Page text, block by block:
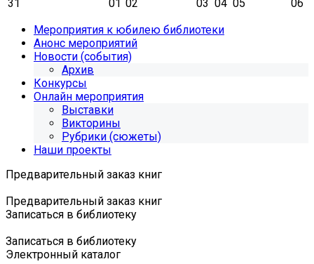
31
01 02 03 04 05
06
Мероприятия к юбилею библиотеки
Анонс мероприятий
Новости (события)
Архив
Конкурсы
Онлайн мероприятия
Выставки
Викторины
Рубрики (сюжеты)
Наши проекты
Предварительный заказ книг
Предварительный заказ книг
Записаться в библиотеку
Записаться в библиотеку
Электронный каталог